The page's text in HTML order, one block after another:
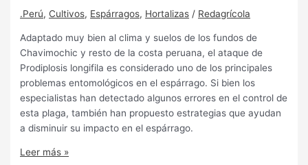
.Perú, Cultivos, Espárragos, Hortalizas / Redagrícola
Adaptado muy bien al clima y suelos de los fundos de
Chavimochic y resto de la costa peruana, el ataque de
Prodiplosis longifila es considerado uno de los principales
problemas entomológicos en el espárrago. Si bien los
especialistas han detectado algunos errores en el control de
esta plaga, también han propuesto estrategias que ayudan
a disminuir su impacto en el espárrago.
Leer más »